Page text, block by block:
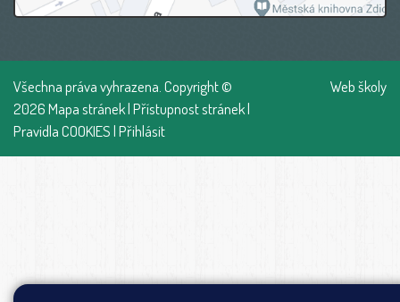
Všechna práva vyhrazena. Copyright ©
2026Mapa stránek|Přístupnost stránek|
Pravidla COOKIES|Přihlásit
Web školy